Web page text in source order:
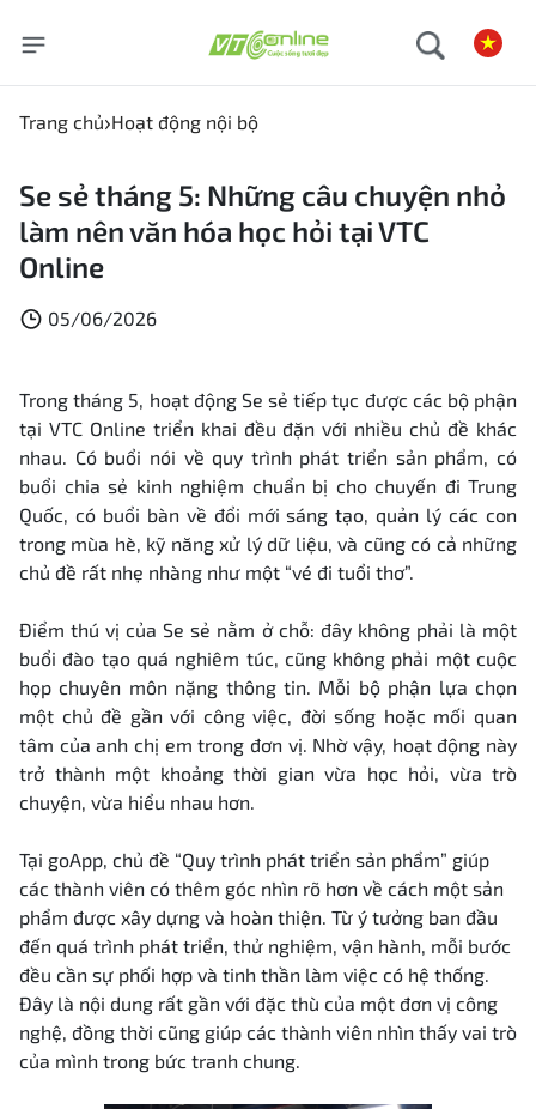
Trang chủ Hoạt động nội bộ
Se sẻ tháng 5: Những câu chuyện nhỏ
làm nên văn hóa học hỏi tại VTC
Online
05/06/2026
Trong tháng 5, hoạt động Se sẻ tiếp tục được các bộ phận
tại VTC Online triển khai đều đặn với nhiều chủ đề khác
nhau. Có buổi nói về quy trình phát triển sản phẩm, có
buổi chia sẻ kinh nghiệm chuẩn bị cho chuyến đi Trung
Quốc, có buổi bàn về đổi mới sáng tạo, quản lý các con
trong mùa hè, kỹ năng xử lý dữ liệu, và cũng có cả những
chủ đề rất nhẹ nhàng như một “vé đi tuổi thơ”.
Điểm thú vị của Se sẻ nằm ở chỗ: đây không phải là một
buổi đào tạo quá nghiêm túc, cũng không phải một cuộc
họp chuyên môn nặng thông tin. Mỗi bộ phận lựa chọn
một chủ đề gần với công việc, đời sống hoặc mối quan
tâm của anh chị em trong đơn vị. Nhờ vậy, hoạt động này
trở thành một khoảng thời gian vừa học hỏi, vừa trò
chuyện, vừa hiểu nhau hơn.
Tại goApp, chủ đề “Quy trình phát triển sản phẩm” giúp
các thành viên có thêm góc nhìn rõ hơn về cách một sản
phẩm được xây dựng và hoàn thiện. Từ ý tưởng ban đầu
đến quá trình phát triển, thử nghiệm, vận hành, mỗi bước
đều cần sự phối hợp và tinh thần làm việc có hệ thống.
Đây là nội dung rất gần với đặc thù của một đơn vị công
nghệ, đồng thời cũng giúp các thành viên nhìn thấy vai trò
của mình trong bức tranh chung.